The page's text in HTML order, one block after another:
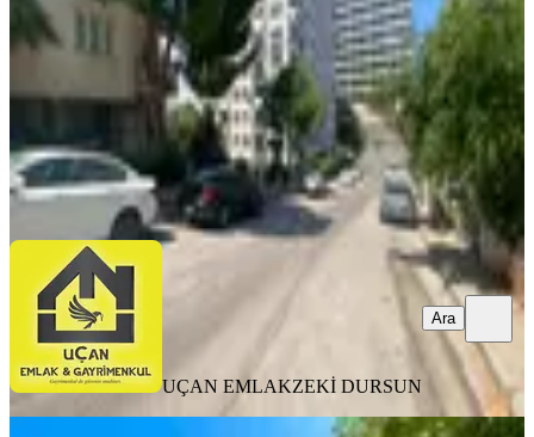
3+1 135 m²·6. Kat· 25.07.2026
6.300.000 ₺
UÇAN EMLAK ZEKİ DURSUN
UÇAN EMLAKZEKİ DURSUN
Ara